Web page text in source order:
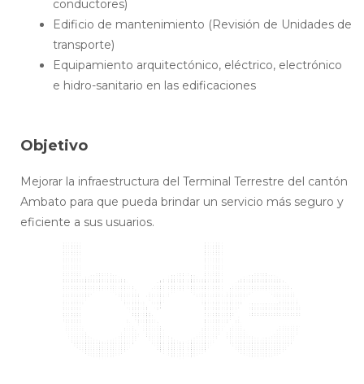
conductores)
Edificio de mantenimiento (Revisión de Unidades de
transporte)
Equipamiento arquitectónico, eléctrico, electrónico
e hidro-sanitario en las edificaciones
Objetivo
Mejorar la infraestructura del Terminal Terrestre del cantón
Ambato para que pueda brindar un servicio más seguro y
eficiente a sus usuarios.